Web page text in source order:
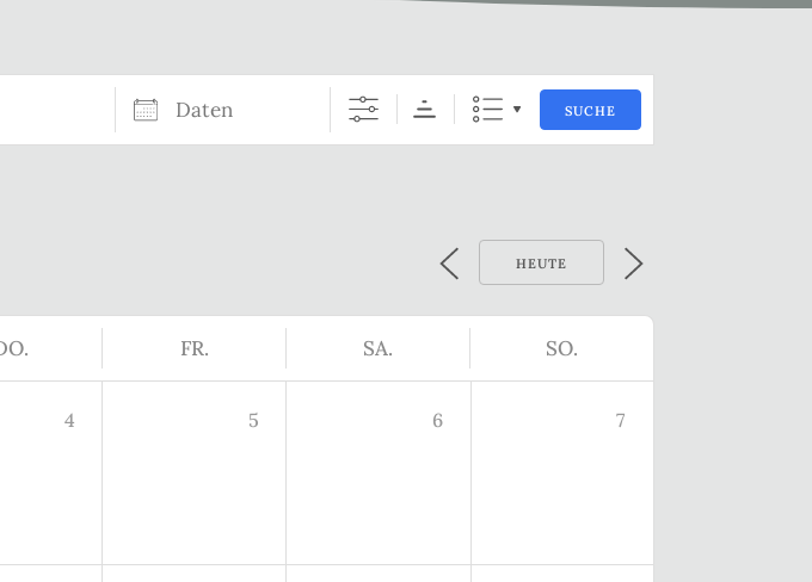
Daten SUCHE
HEUTE
FR. SA. SO.
4 5 6 7